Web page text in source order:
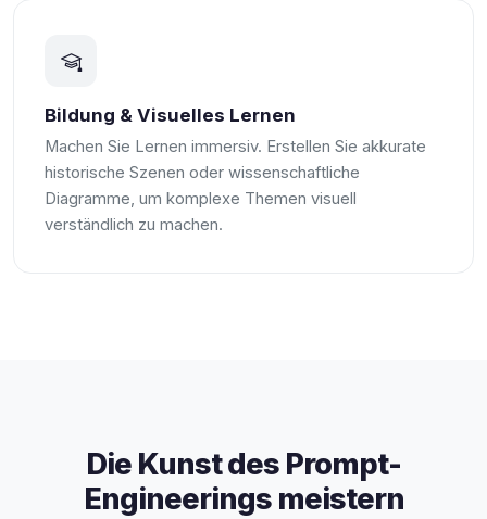
Bildung & Visuelles Lernen
Machen Sie Lernen immersiv. Erstellen Sie akkurate
historische Szenen oder wissenschaftliche
Diagramme, um komplexe Themen visuell
verständlich zu machen.
Die Kunst des Prompt-
Engineerings meistern